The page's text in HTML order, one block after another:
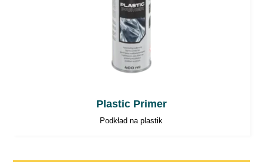
Plastic Primer
Podkład na plastik